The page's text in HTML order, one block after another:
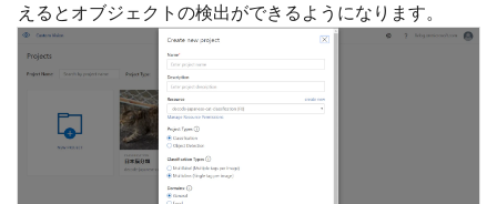
えるとオブジェクトの検出ができるようになります。